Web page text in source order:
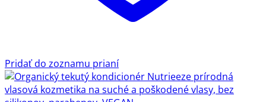
Pridať do zoznamu prianí